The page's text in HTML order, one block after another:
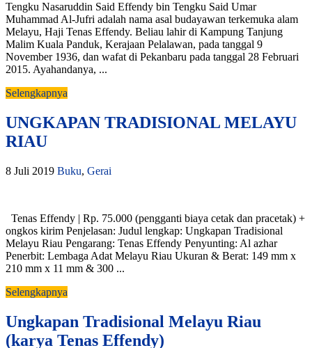
Tengku Nasaruddin Said Effendy bin Tengku Said Umar
Muhammad Al-Jufri adalah nama asal budayawan terkemuka alam
Melayu, Haji Tenas Effendy. Beliau lahir di Kampung Tanjung
Malim Kuala Panduk, Kerajaan Pelalawan, pada tanggal 9
November 1936, dan wafat di Pekanbaru pada tanggal 28 Februari
2015. Ayahandanya, ...
Selengkapnya
UNGKAPAN TRADISIONAL MELAYU
RIAU
8 Juli 2019 Buku, Gerai
Tenas Effendy | Rp. 75.000 (pengganti biaya cetak dan pracetak) +
ongkos kirim Penjelasan: Judul lengkap: Ungkapan Tradisional
Melayu Riau Pengarang: Tenas Effendy Penyunting: Al azhar
Penerbit: Lembaga Adat Melayu Riau Ukuran & Berat: 149 mm x
210 mm x 11 mm & 300 ...
Selengkapnya
Ungkapan Tradisional Melayu Riau
(karya Tenas Effendy)